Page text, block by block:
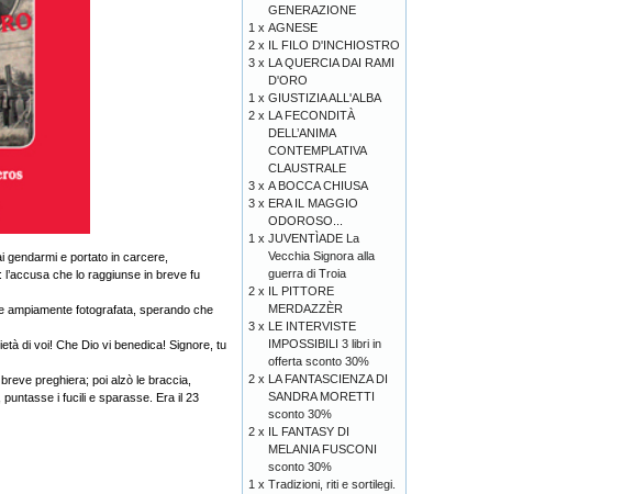
e portato in carcere,
che lo raggiunse in breve fu
ampiamente fotografata, sperando che
di voi! Che Dio vi benedica! Signore, tu
preghiera; poi alzò le braccia,
puntasse i fucili e sparasse. Era il 23
GENERAZIONE
1 x AGNESE
2 x IL FILO D'INCHIOSTRO
3 x LA QUERCIA DAI RAMI
D'ORO
1 x GIUSTIZIA ALL'ALBA
2 x LA FECONDITÀ
DELL’ANIMA
CONTEMPLATIVA
CLAUSTRALE
3 x A BOCCA CHIUSA
3 x ERA IL MAGGIO
ODOROSO...
1 x JUVENTÌADE La
Vecchia Signora alla
guerra di Troia
2 x IL PITTORE
MERDAZZÈR
3 x LE INTERVISTE
IMPOSSIBILI 3 libri in
offerta sconto 30%
2 x LA FANTASCIENZA DI
SANDRA MORETTI
sconto 30%
2 x IL FANTASY DI
MELANIA FUSCONI
sconto 30%
1 x Tradizioni, riti e sortilegi.